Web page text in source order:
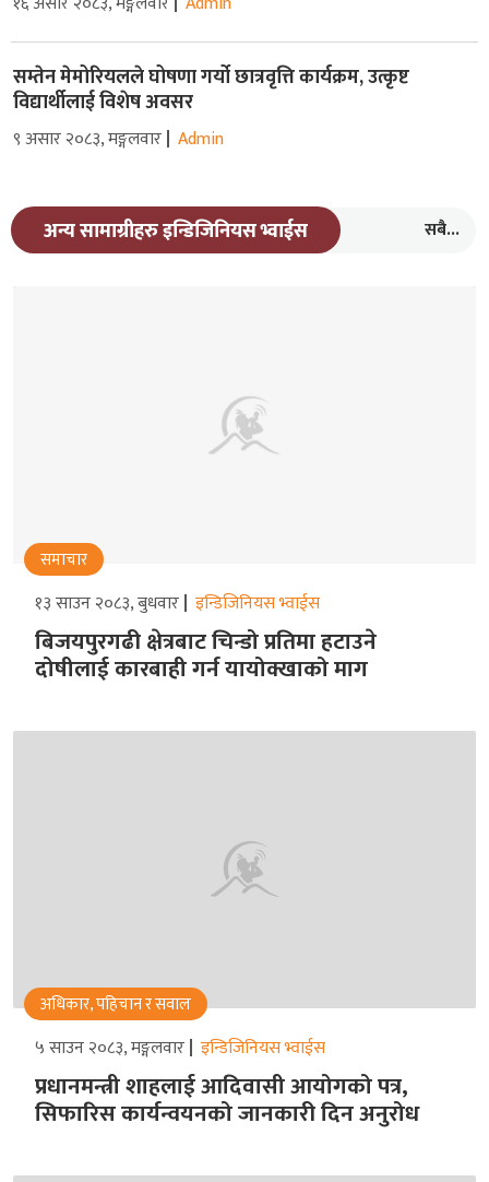
सम्तेन मेमोरियलले घोषणा गर्यो छात्रवृत्ति कार्यक्रम, उत्कृष्ट
विद्यार्थीलाई विशेष अवसर
९ असार २०८३, मङ्गलवार Admin
अन्य सामाग्रीहरु इन्डिजिनियस भ्वाईस सबै...
समाचार
१३ साउन २०८३, बुधवार इन्डिजिनियस भ्वाईस
बिजयपुरगढी क्षेत्रबाट चिन्डो प्रतिमा हटाउने
दोषीलाई कारबाही गर्न यायोक्खाको माग
अधिकार, पहिचान र सवाल
५ साउन २०८३, मङ्गलवार इन्डिजिनियस भ्वाईस
प्रधानमन्त्री शाहलाई आदिवासी आयोगको पत्र,
सिफारिस कार्यन्वयनको जानकारी दिन अनुरोध